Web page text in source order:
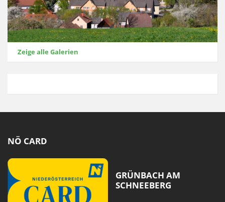
Zeige alle Galerien
NÖ CARD
GRÜNBACH AM
SCHNEEBERG